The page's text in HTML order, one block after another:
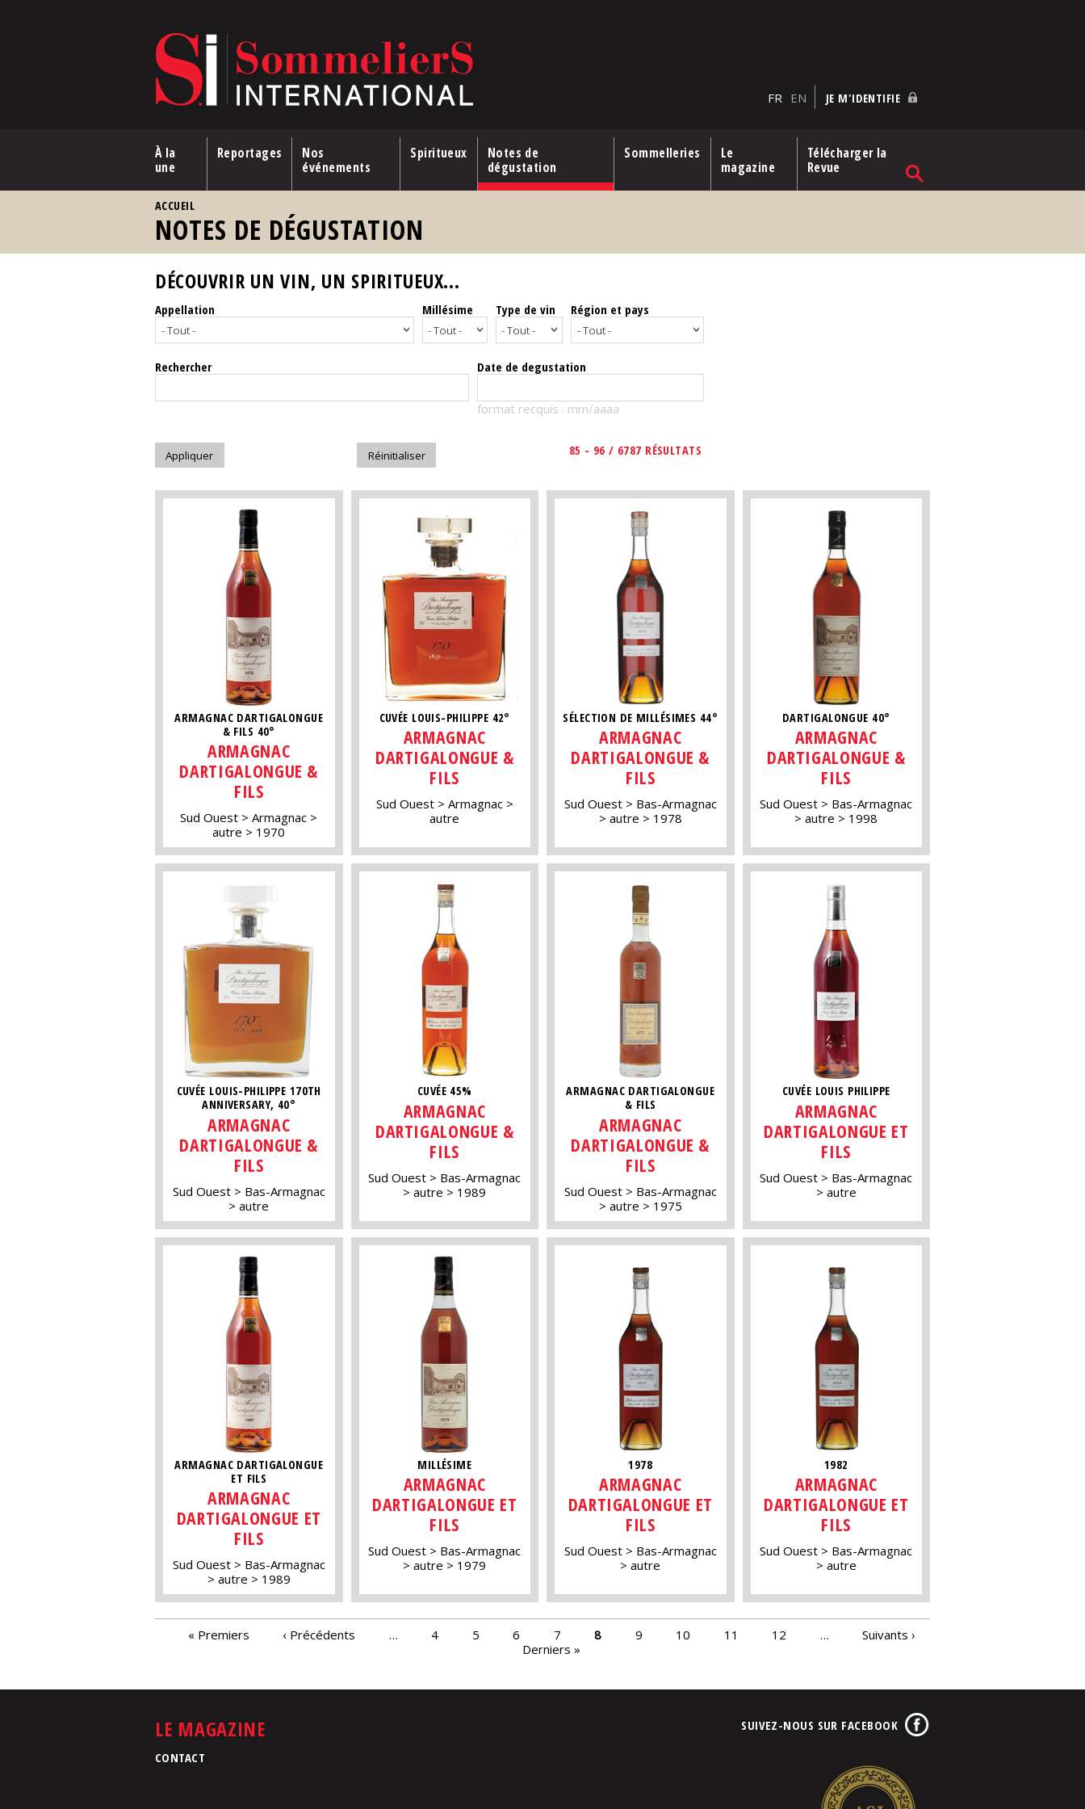
FR EN JE M'IDENTIFIE
À la
une
Reportages
Nos
événements
Spiritueux
Notes de
dégustation
Sommelleries
Le
magazine
Télécharger la
Revue
ACCUEIL
NOTES DE DÉGUSTATION
DÉCOUVRIR UN VIN, UN SPIRITUEUX...
Appellation Millésime Type de vin Région et pays
Rechercher Date de degustation
format recquis : mm/aaaa
85 - 96 / 6787 RÉSULTATS
ARMAGNAC DARTIGALONGUE
& FILS 40°
ARMAGNAC
DARTIGALONGUE &
FILS
Sud Ouest
Armagnac
autre
1970
CUVÉE LOUIS-PHILIPPE 42°
ARMAGNAC
DARTIGALONGUE &
FILS
Sud Ouest
Armagnac
autre
SÉLECTION DE MILLÉSIMES 44°
ARMAGNAC
DARTIGALONGUE &
FILS
Sud Ouest
Bas-Armagnac
autre
1978
DARTIGALONGUE 40°
ARMAGNAC
DARTIGALONGUE &
FILS
Sud Ouest
Bas-Armagnac
autre
1998
CUVÉE LOUIS-PHILIPPE 170TH
ANNIVERSARY, 40°
ARMAGNAC
DARTIGALONGUE &
FILS
Sud Ouest
Bas-Armagnac
autre
CUVÉE 45%
ARMAGNAC
DARTIGALONGUE &
FILS
Sud Ouest
Bas-Armagnac
autre
1989
ARMAGNAC DARTIGALONGUE
& FILS
ARMAGNAC
DARTIGALONGUE &
FILS
Sud Ouest
Bas-Armagnac
autre
1975
CUVÉE LOUIS PHILIPPE
ARMAGNAC
DARTIGALONGUE ET
FILS
Sud Ouest
Bas-Armagnac
autre
ARMAGNAC DARTIGALONGUE
ET FILS
ARMAGNAC
DARTIGALONGUE ET
FILS
Sud Ouest
Bas-Armagnac
autre
1989
MILLÉSIME
ARMAGNAC
DARTIGALONGUE ET
FILS
Sud Ouest
Bas-Armagnac
autre
1979
1978
ARMAGNAC
DARTIGALONGUE ET
FILS
Sud Ouest
Bas-Armagnac
autre
1982
ARMAGNAC
DARTIGALONGUE ET
FILS
Sud Ouest
Bas-Armagnac
autre
PAGES« Premiers ‹ Précédents … 4 5 6 7 8 9 10 11 12 …
Suivants ›
Derniers »
LE MAGAZINE
CONTACT
SUIVEZ-NOUS SUR FACEBOOK